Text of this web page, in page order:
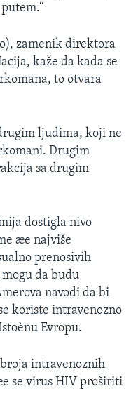
zamenik direktora
kaže da kada se
to otvara
ljudima, koji ne
Drugim
sa drugim
dostigla nivo
æe najviše
prenosivih
da budu
navodi da bi
koriste intravenozno
Evropu.
intravenoznih
se virus HIV proširiti